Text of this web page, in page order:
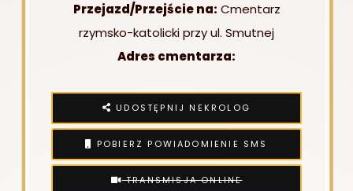
Przejazd/Przejście na: Cmentarz
rzymsko-katolicki przy ul. Smutnej
Adres cmentarza:
UDOSTĘPNIJ NEKROLOG
POBIERZ POWIADOMIENIE SMS
TRANSMISJA ONLINE